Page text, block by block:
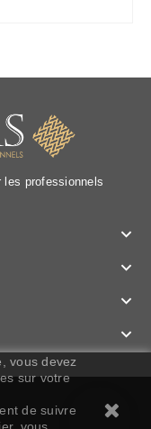
les professionnels




vous devez
sur votre
de suivre